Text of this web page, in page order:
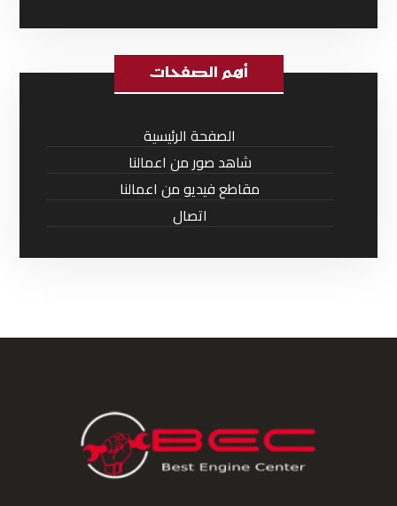
أهم الصفحات
الصفحة الرئيسية
شاهد صور من اعمالنا
مقاطع فيديو من اعمالنا
اتصال